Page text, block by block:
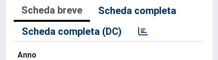
Scheda breve
Scheda completa
Scheda completa (DC)
Anno